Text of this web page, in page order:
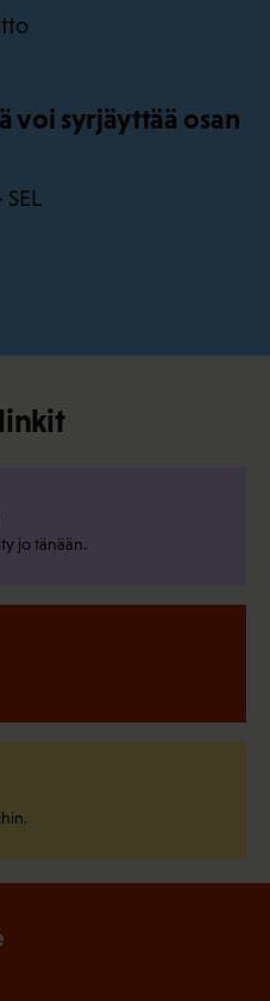
voi syrjäyttää osan
jo tänään.